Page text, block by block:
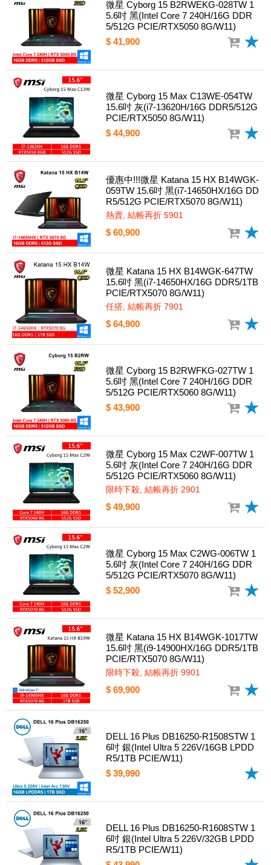
微星 Cyborg 15 B2RWEKG-028TW 1
5.6吋 黑(Intel Core 7 240H/16G DDR
5/512G PCIE/RTX5050 8G/W11)
$ 41,900
微星 Cyborg 15 Max C13WE-054TW
15.6吋 灰(i7-13620H/16G DDR5/512G
PCIE/RTX5050 8G/W11)
$ 44,900
優惠中!!!微星 Katana 15 HX B14WGK-
059TW 15.6吋 黑(i7-14650HX/16G DD
R5/512G PCIE/RTX5070 8G/W11)
熱賣, 結帳再折 5901
$ 60,900
微星 Katana 15 HX B14WGK-647TW
15.6吋 黑(i7-14650HX/16G DDR5/1TB
PCIE/RTX5070 8G/W11)
任搭, 結帳再折 7901
$ 64,900
微星 Cyborg 15 B2RWFKG-027TW 1
5.6吋 黑(Intel Core 7 240H/16G DDR
5/512G PCIE/RTX5060 8G/W11)
$ 43,900
微星 Cyborg 15 Max C2WF-007TW 1
5.6吋 灰(Intel Core 7 240H/16G DDR
5/512G PCIE/RTX5060 8G/W11)
限時下殺, 結帳再折 2901
$ 49,900
微星 Cyborg 15 Max C2WG-006TW 1
5.6吋 灰(Intel Core 7 240H/16G DDR
5/512G PCIE/RTX5070 8G/W11)
$ 52,900
微星 Katana 15 HX B14WGK-1017TW
15.6吋 黑(i9-14900HX/16G DDR5/1TB
PCIE/RTX5070 8G/W11)
限時下殺, 結帳再折 9901
$ 69,900
DELL 16 Plus DB16250-R1508STW 1
6吋 銀(Intel Ultra 5 226V/16GB LPDD
R5/1TB PCIE/W11)
$ 39,990
DELL 16 Plus DB16250-R1608STW 1
6吋 銀(Intel Ultra 5 226V/32GB LPDD
R5/1TB PCIE/W11)